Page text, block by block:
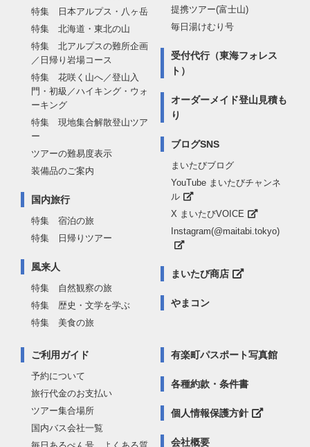
特集 日本アルプス・八ヶ岳
特集 北海道・東北の山
特集 北アルプスの難所企画
／日帰り岩場コース
特集 花咲く山へ／登山入
門・初級／ハイキング・ウォ
ーキング
特集 現地集合解散登山ツア
ー
ツアーの難易度表示
装備品のご案内
国内旅行
特集 宿泊の旅
特集 日帰りツアー
風来人
特集 自然観察の旅
特集 歴史・文学を学ぶ
特集 美食の旅
提携ツアー(富士山)
毎日湯けむり号
受付代行（東海フォレス
ト）
オーダーメイド登山見積も
り
ブログSNS
まいたびブログ
YouTube まいたびチャンネ
ル
X まいたびVOICE
Instagram(@maitabi.tokyo)
まいたび商店
やまコン
ご利用ガイド
予約について
旅行代金のお支払い
ツアー集合場所
国内バス会社一覧
有楽町パスポート写真館
各種約款・条件書
個人情報保護方針
会社概要